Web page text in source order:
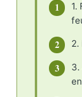
1
1.
2 2.
3
3.